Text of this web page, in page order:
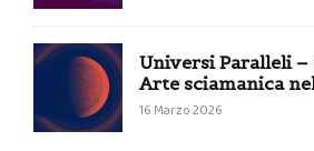
Universi Paralleli
Arte sciamanica
16 Marzo 2026